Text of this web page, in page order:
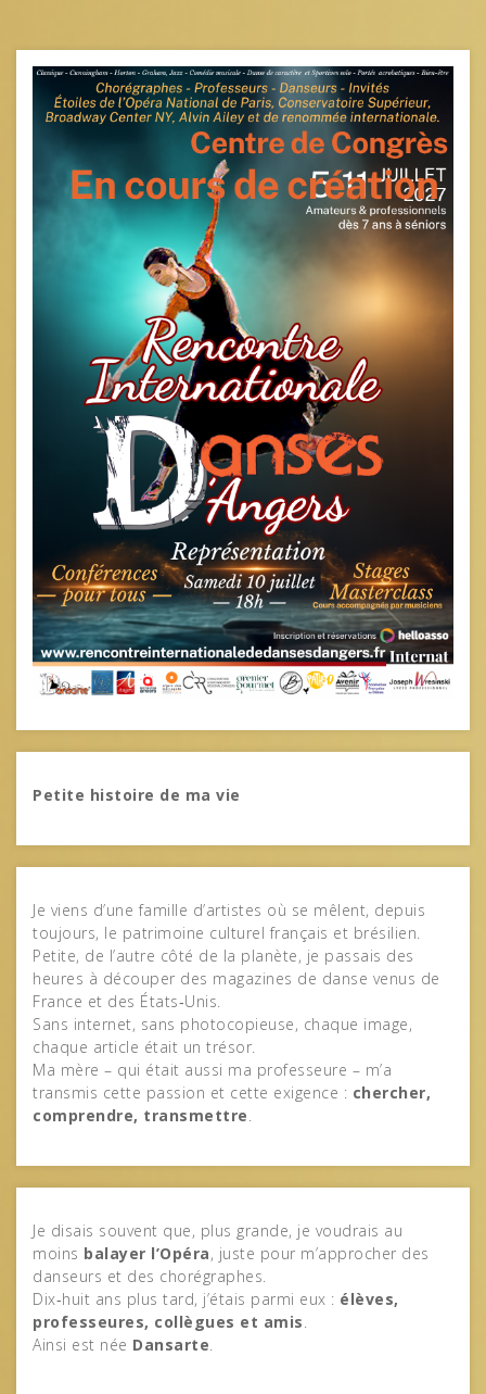
Petite histoire de ma vie
Je viens d’une famille d’artistes où se mêlent, depuis
toujours, le patrimoine culturel français et brésilien.
Petite, de l’autre côté de la planète, je passais des
heures à découper des magazines de danse venus de
France et des États‑Unis.
Sans internet, sans photocopieuse, chaque image,
chaque article était un trésor.
Ma mère – qui était aussi ma professeure – m’a
transmis cette passion et cette exigence : chercher,
comprendre, transmettre.
Je disais souvent que, plus grande, je voudrais au
moins balayer l’Opéra, juste pour m’approcher des
danseurs et des chorégraphes.
Dix‑huit ans plus tard, j’étais parmi eux : élèves,
professeures, collègues et amis.
Ainsi est née Dansarte.